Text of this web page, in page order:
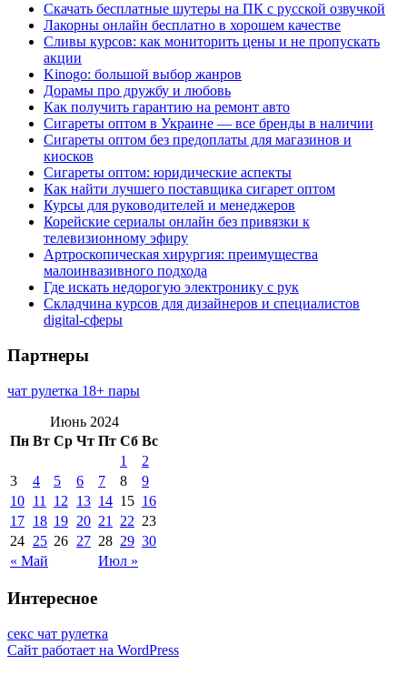
Скачать бесплатные шутеры на ПК с русской озвучкой
Лакорны онлайн бесплатно в хорошем качестве
Сливы курсов: как мониторить цены и не пропускать
акции
Kinogo: большой выбор жанров
Дорамы про дружбу и любовь
Как получить гарантию на ремонт авто
Сигареты оптом в Украине — все бренды в наличии
Сигареты оптом без предоплаты для магазинов и
киосков
Сигареты оптом: юридические аспекты
Как найти лучшего поставщика сигарет оптом
Курсы для руководителей и менеджеров
Корейские сериалы онлайн без привязки к
телевизионному эфиру
Артроскопическая хирургия: преимущества
малоинвазивного подхода
Где искать недорогую электронику с рук
Складчина курсов для дизайнеров и специалистов
digital-сферы
Партнеры
чат рулетка 18+ пары
Июнь 2024
Пн Вт Ср Чт Пт Сб Вс
« Май Июл »
1
2
3
4 5 6 7 8
9
10 11 12 13 14 15 16
17 18 19 20 21 22 23
24 25 26 27 28 29 30
Интересное
секс чат рулетка
Сайт работает на WordPress